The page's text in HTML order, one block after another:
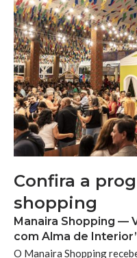
Confira a
shopping
Manaira Shopping —
com Alma de
O Manaira Shopping